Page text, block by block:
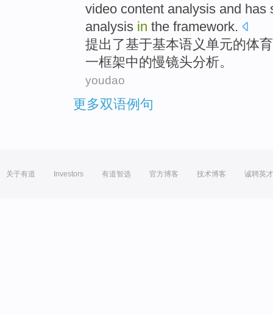
video content analysis and has
analysis in the framework.
提出 了基于基本语义单元的体育
一框架中的慢镜头分析。
youdao
更多双语例句
关于有道 Investors 有道智选 官方博客 技术博客 诚聘英才